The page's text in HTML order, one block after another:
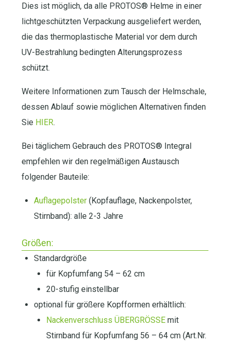
Dies ist möglich, da alle PROTOS® Helme in einer
lichtgeschützten Verpackung ausgeliefert werden,
die das thermoplastische Material vor dem durch
UV-Bestrahlung bedingten Alterungsprozess
schützt.
Weitere Informationen zum Tausch der Helmschale,
dessen Ablauf sowie möglichen Alternativen finden
Sie HIER.
Bei täglichem Gebrauch des PROTOS® Integral
empfehlen wir den regelmäßigen Austausch
folgender Bauteile:
Auflagepolster (Kopfauflage, Nackenpolster,
Stirnband): alle 2-3 Jahre
Größen:
Standardgröße
für Kopfumfang 54 – 62 cm
20-stufig einstellbar
optional für größere Kopfformen erhältlich:
Nackenverschluss ÜBERGRÖSSE mit
Stirnband für Kopfumfang 56 – 64 cm (Art.Nr.